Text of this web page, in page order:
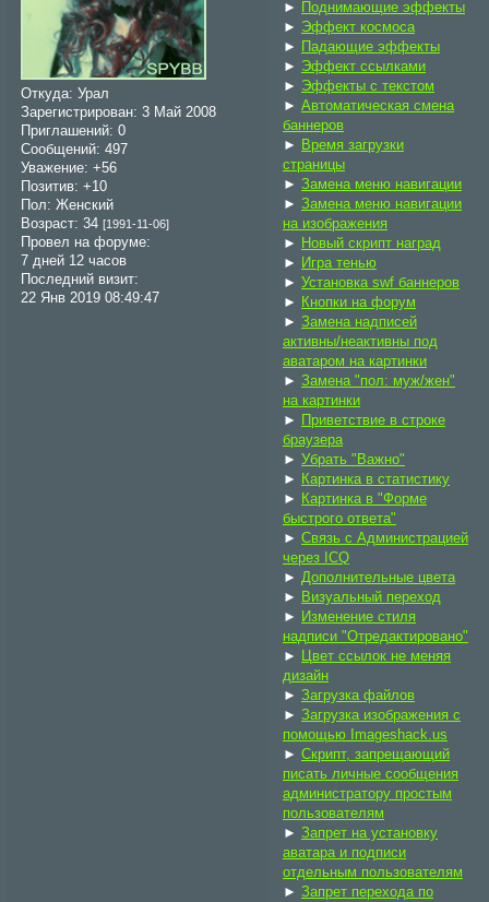
Откуда: Урал
Зарегистрирован: 3 Май 2008
Приглашений: 0
Сообщений: 497
Уважение: +56
Позитив: +10
Пол: Женский
Возраст: 34 [1991-11-06]
Провел на форуме:
7 дней 12 часов
Последний визит:
22 Янв 2019 08:49:47
►
Поднимающие эффекты
► Эффект космоса
►
Падающие эффекты
► Эффект ссылками
► Эффекты с текстом
►Автоматическая смена
баннеров
►
Время загрузки
страницы
►Замена меню навигации
►Замена меню навигации
на изображения
►
Новый скрипт наград
►
Игра тенью
►Установка swf баннеров
►
Кнопки на форум
►Замена надписей
активны/неактивны под
аватаром на картинки
►Замена "пол: муж/жен"
на картинки
►
Приветствие в строке
браузера
►Убрать "Важно"
►
Картинка в статистику
►
Картинка в "Форме
быстрого ответа"
►Связь с Администрацией
через ICQ
► Дополнительные цвета
►
Визуальный переход
►
Изменение стиля
надписи "Отредактировано"
►
Цвет ссылок не меняя
дизайн
►Загрузка файлов
►Загрузка изображения с
помощью Imageshack.us
►Скрипт, запрещающий
писать личные сообщения
администратору простым
пользователям
►Запрет на установку
аватара и подписи
отдельным пользователям
►Запрет перехода по